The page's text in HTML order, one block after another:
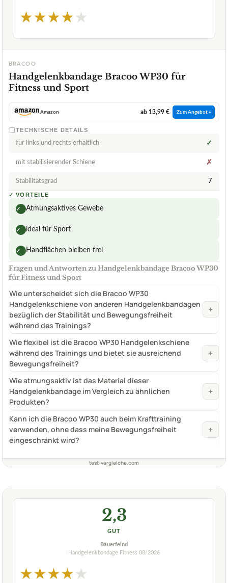
★★★★★
BRACOO
Handgelenkbandage Bracoo WP30 für
Fitness und Sport
Amazon ab 13,99 € Zum Angebot »
TECHNISCHE DETAILS
für links und rechts erhältlich ✓
mit stabilisierender Schiene ✗
Stabilitätsgrad 7
✓ VORTEILE
✓ Atmungsaktives Gewebe
✓ ideal für Sport
✓ Handflächen bleiben frei
Fragen und Antworten zu Handgelenkbandage Bracoo WP30
für Fitness und Sport
Wie unterscheidet sich die Bracoo WP30
Handgelenkschiene von anderen Handgelenkbandagen
bezüglich der Stabilität und Bewegungsfreiheit
während des Trainings?
+
Wie flexibel ist die Bracoo WP30 Handgelenkschiene
während des Trainings und bietet sie ausreichend
Bewegungsfreiheit?
+
Wie atmungsaktiv ist das Material dieser
Handgelenkbandage im Vergleich zu ähnlichen
Produkten?
+
Kann ich die Bracoo WP30 auch beim Krafttraining
verwenden, ohne dass meine Bewegungsfreiheit
eingeschränkt wird?
+
test-vergleiche.com
2,3
GUT
Bauerfeind
Handgelenkbandage Fitness 08/2026
★★★★★